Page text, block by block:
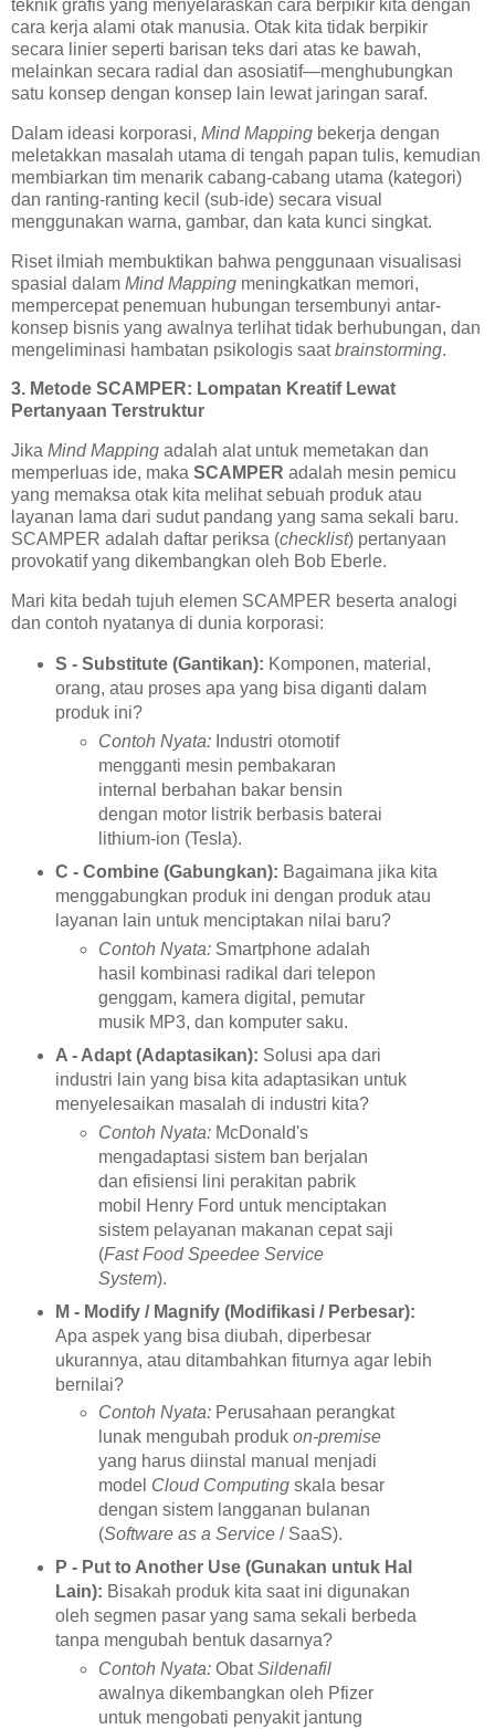
teknik grafis yang menyelaraskan cara berpikir kita dengan
cara kerja alami otak manusia. Otak kita tidak berpikir
secara linier seperti barisan teks dari atas ke bawah,
melainkan secara radial dan asosiatif—menghubungkan
satu konsep dengan konsep lain lewat jaringan saraf.
Dalam ideasi korporasi, Mind Mapping bekerja dengan
meletakkan masalah utama di tengah papan tulis, kemudian
membiarkan tim menarik cabang-cabang utama (kategori)
dan ranting-ranting kecil (sub-ide) secara visual
menggunakan warna, gambar, dan kata kunci singkat.
Riset ilmiah membuktikan bahwa penggunaan visualisasi
spasial dalam Mind Mapping meningkatkan memori,
mempercepat penemuan hubungan tersembunyi antar-
konsep bisnis yang awalnya terlihat tidak berhubungan, dan
mengeliminasi hambatan psikologis saatbrainstorming.
3. Metode SCAMPER: Lompatan Kreatif Lewat
Pertanyaan Terstruktur
Jika Mind Mapping adalah alat untuk memetakan dan
memperluas ide, maka SCAMPER adalah mesin pemicu
yang memaksa otak kita melihat sebuah produk atau
layanan lama dari sudut pandang yang sama sekali baru.
SCAMPER adalah daftar periksa (checklist) pertanyaan
provokatif yang dikembangkan oleh Bob Eberle.
Mari kita bedah tujuh elemen SCAMPER beserta analogi
dan contoh nyatanya di dunia korporasi:
S - Substitute (Gantikan): Komponen, material,
orang, atau proses apa yang bisa diganti dalam
produk ini?
Contoh Nyata: Industri otomotif
mengganti mesin pembakaran
internal berbahan bakar bensin
dengan motor listrik berbasis baterai
lithium-ion (Tesla).
C - Combine (Gabungkan): Bagaimana jika kita
menggabungkan produk ini dengan produk atau
layanan lain untuk menciptakan nilai baru?
Contoh Nyata: Smartphone adalah
hasil kombinasi radikal dari telepon
genggam, kamera digital, pemutar
musik MP3, dan komputer saku.
A - Adapt (Adaptasikan): Solusi apa dari
industri lain yang bisa kita adaptasikan untuk
menyelesaikan masalah di industri kita?
Contoh Nyata: McDonald's
mengadaptasi sistem ban berjalan
dan efisiensi lini perakitan pabrik
mobil Henry Ford untuk menciptakan
sistem pelayanan makanan cepat saji
(Fast Food Speedee Service
System).
M - Modify / Magnify (Modifikasi / Perbesar):
Apa aspek yang bisa diubah, diperbesar
ukurannya, atau ditambahkan fiturnya agar lebih
bernilai?
Contoh Nyata: Perusahaan perangkat
lunak mengubah produkon-premise
yang harus diinstal manual menjadi
model Cloud Computing skala besar
dengan sistem langganan bulanan
(Software as a Service / SaaS).
P - Put to Another Use (Gunakan untuk Hal
Lain): Bisakah produk kita saat ini digunakan
oleh segmen pasar yang sama sekali berbeda
tanpa mengubah bentuk dasarnya?
Contoh Nyata: ObatSildenafil
awalnya dikembangkan oleh Pfizer
untuk mengobati penyakit jantung